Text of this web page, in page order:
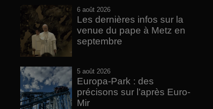
6 août 2026
Les dernières infos sur la
venue du pape à Metz en
septembre
5 août 2026
Europa-Park : des
précisons sur l’après Euro-
Mir